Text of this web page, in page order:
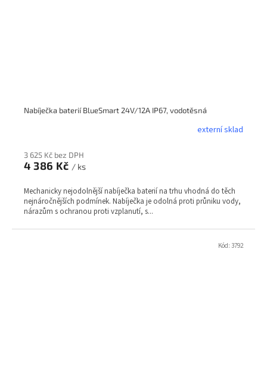
Nabíječka baterií BlueSmart 24V/12A IP67, vodotěsná
externí sklad
3 625 Kč bez DPH
4 386 Kč / ks
Mechanicky nejodolnější nabíječka baterií na trhu vhodná do těch
nejnáročnějších podmínek. Nabíječka je odolná proti průniku vody,
nárazům s ochranou proti vzplanutí, s...
Kód: 3792